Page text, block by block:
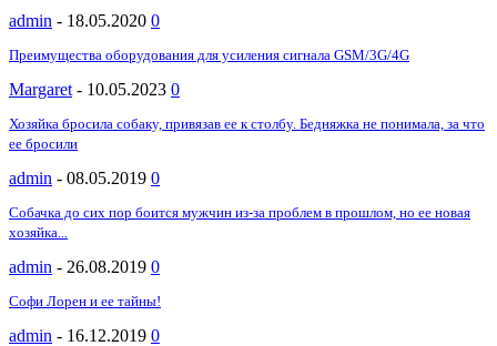
admin - 18.05.2020 0
Преимущества оборудования для усиления сигнала GSM/3G/4G
Margaret - 10.05.2023 0
Хозяйка бросила собаку, привязав ее к столбу. Бедняжка не понимала, за что
ее бросили
admin - 08.05.2019 0
Собачка до сих пор боится мужчин из-за проблем в прошлом, но ее новая
хозяйка...
admin - 26.08.2019 0
Софи Лорен и ее тайны!
admin - 16.12.2019 0